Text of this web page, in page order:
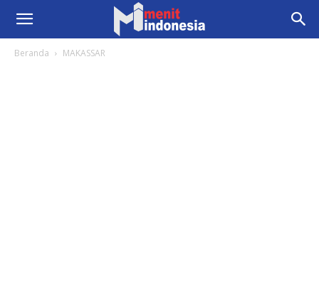
Beranda MAKASSAR